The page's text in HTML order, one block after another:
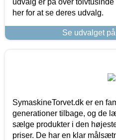
her for at se deres udvalg.
Se udvalget
SymaskineTorvet.dk er en
generationer tilbage, og de
sælge produkter i den
priser. De har en klar